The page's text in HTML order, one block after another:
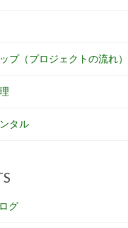
プ（プロジェクトの流れ）
タル
グ